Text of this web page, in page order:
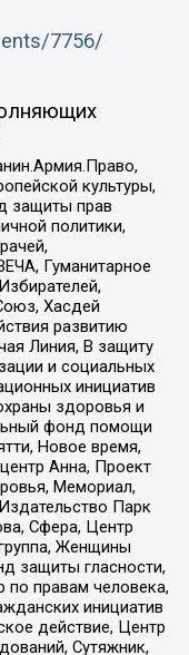
7756/
культуры,
защиты прав
политики,
Гуманитарное
Хасдей
развитию
Линия, В защиту
и социальных
инициатив
здоровья и
фонд помощи
Новое время,
Анна, Проект
Мемориал,
Парк
Сфера, Центр
Женщины
защиты гласности,
по правам человека,
инициатив
действие, Центр
Сутяжник,